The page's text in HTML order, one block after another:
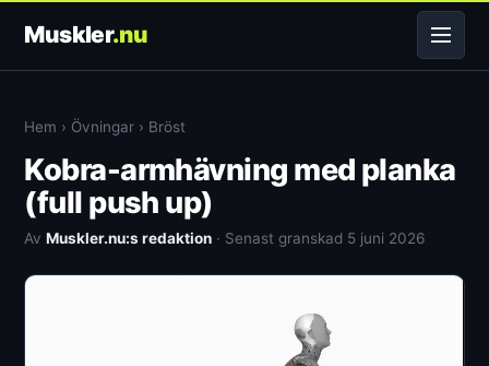
Muskler.nu
Hem › Övningar › Bröst
Kobra-armhävning med planka
(full push up)
AvMuskler.nu:s redaktion · Senast granskad 5 juni 2026